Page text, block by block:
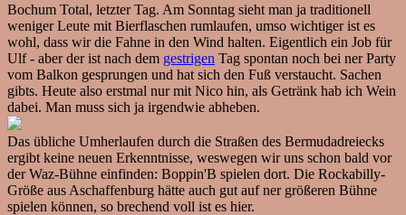
Bochum Total, letzter Tag. Am Sonntag sieht man ja traditionell
weniger Leute mit Bierflaschen rumlaufen, umso wichtiger ist es
wohl, dass wir die Fahne in den Wind halten. Eigentlich ein Job für
Ulf - aber der ist nach dem gestrigen Tag spontan noch bei ner Party
vom Balkon gesprungen und hat sich den Fuß verstaucht. Sachen
gibts. Heute also erstmal nur mit Nico hin, als Getränk hab ich Wein
dabei. Man muss sich ja irgendwie abheben.
Das übliche Umherlaufen durch die Straßen des Bermudadreiecks
ergibt keine neuen Erkenntnisse, weswegen wir uns schon bald vor
der Waz-Bühne einfinden: Boppin'B spielen dort. Die Rockabilly-
Größe aus Aschaffenburg hätte auch gut auf ner größeren Bühne
spielen können, so brechend voll ist es hier.